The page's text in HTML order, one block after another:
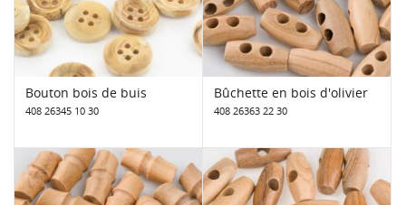
Bouton bois de buis
408 26345 10 30
Bûchette en bois d'olivier
408 26363 22 30